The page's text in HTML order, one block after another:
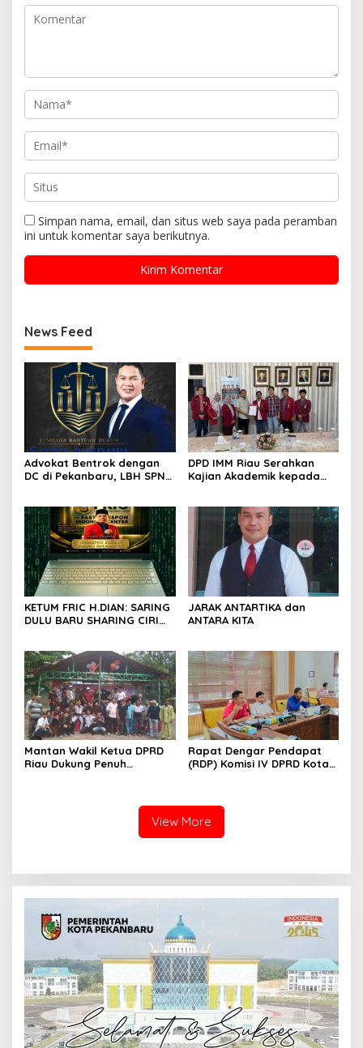
Simpan nama, email, dan situs web saya pada peramban
ini untuk komentar saya berikutnya.
News Feed
Advokat Bentrok dengan
DC di Pekanbaru, LBH SPN
DPD IMM Riau Serahkan
Kajian Akademik kepada
KETUM FRIC H.DIAN: SARING
DULU BARU SHARING CIRI
JARAK ANTARTIKA dan
ANTARA KITA
Mantan Wakil Ketua DPRD
Riau Dukung Penuh
Kabupaten Kepulauan
Rapat Dengar Pendapat
(RDP) Komisi IV DPRD Kota
View More